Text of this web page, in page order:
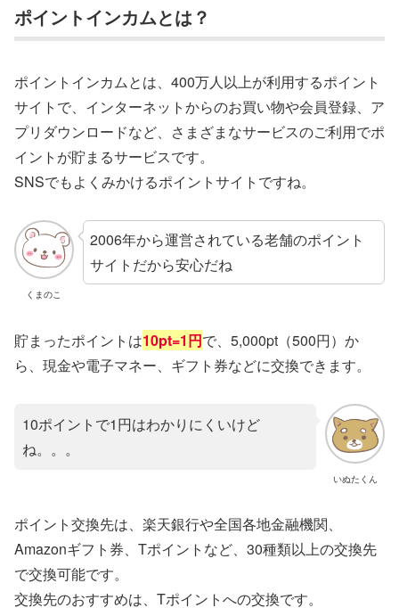
ポイントインカムとは？
ポイントインカムとは、400万人以上が利用するポイント
サイトで、インターネットからのお買い物や会員登録、ア
プリダウンロードなど、さまざまなサービスのご利用でポ
イントが貯まるサービスです。
SNSでもよくみかけるポイントサイトですね。
くまのこ
2006年から運営されている老舗のポイント
サイトだから安心だね
貯まったポイントは10pt=1円で、5,000pt（500円）か
ら、現金や電子マネー、ギフト券などに交換できます。
いぬたくん
10ポイントで1円はわかりにくいけど
ね。。。
ポイント交換先は、楽天銀行や全国各地金融機関、
Amazonギフト券、Tポイントなど、30種類以上の交換先
で交換可能です。
交換先のおすすめは、Tポイントへの交換です。